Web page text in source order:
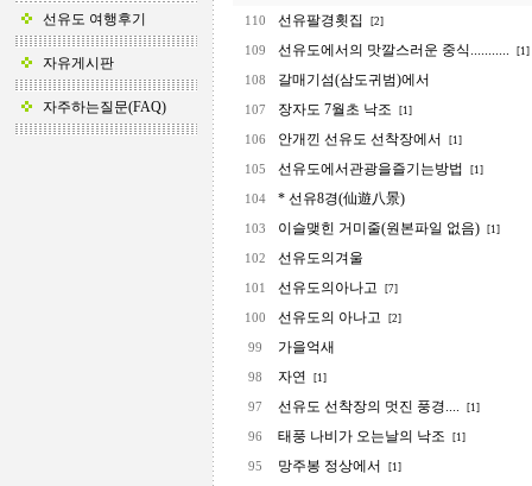
선유도 여행후기
자유게시판
자주하는질문(FAQ)
110 선유팔경횟집 [2]
109 선유도에서의 맛깔스러운 중식........... [1]
108 갈매기섬(삼도귀범)에서
107 장자도 7월초 낙조 [1]
106 안개낀 선유도 선착장에서 [1]
105 선유도에서관광을즐기는방법 [1]
104 * 선유8경(仙遊八景)
103 이슬맺힌 거미줄(원본파일 없음) [1]
102 선유도의겨울
101 선유도의아나고 [7]
100 선유도의 아나고 [2]
99 가을억새
98 자연 [1]
97 선유도 선착장의 멋진 풍경.... [1]
96 태풍 나비가 오는날의 낙조 [1]
95 망주봉 정상에서 [1]